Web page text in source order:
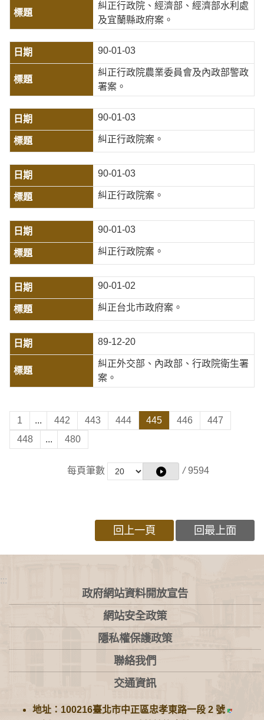
糾正行政院、經濟部、經濟部水利處
及宜蘭縣政府案。
90-01-03
糾正行政院農業委員會及內政部警政
署案。
90-01-03
糾正行政院案。
90-01-03
糾正行政院案。
90-01-03
糾正行政院案。
90-01-02
糾正台北市政府案。
89-12-20
糾正外交部、內政部、行政院衛生署
案。
1 ... 442 443 444 445 446
447
448
... 480
每頁筆數 / 9594
回上一頁 回最上面
:::
政府網站資料開放宣告
網站安全政策
隱私權保護政策
聯絡我們
交通資訊
地址：100216臺北市中正區忠孝東路一段 2 號